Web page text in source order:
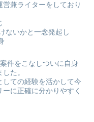
兼ライターをしており
ないかと一念発起し
件をこなしついに自身
た。
しての経験を活かして今
に正確に分かりやすく